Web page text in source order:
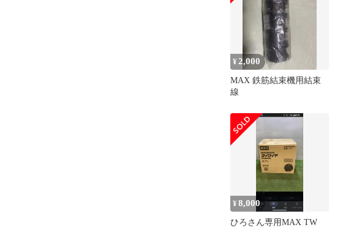
¥ 2,000
MAX 鉄筋結束機用結束
線
¥8,000
ひろさん専用MAX TW